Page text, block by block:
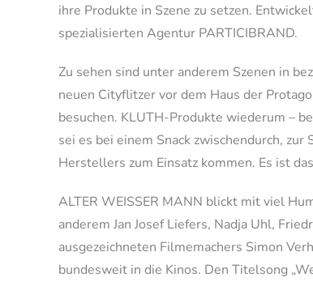
ihre Produkte in Szene zu setzen.
spezialisierten Agentur PARTICIBRAND.
Zu sehen sind unter anderem Szenen in
neuen Cityflitzer vor dem Haus der
besuchen. KLUTH-Produkte wiederum –
sei es bei einem Snack zwischendurch,
Herstellers zum Einsatz kommen. Es ist
ALTER WEISSER MANN blickt mit viel
anderem Jan Josef Liefers, Nadja Uhl,
ausgezeichneten Filmemachers Simon
bundesweit in die Kinos. Den Titelsong